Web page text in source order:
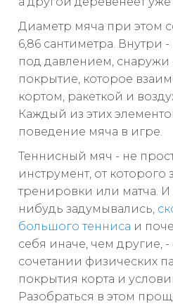
Диаметр мяча при этом
6,86 сантиметра. Внутри
под давлением, снаружи
покрытие, которое
кортом, ракеткой и
Каждый из этих
поведение мяча в игре.
Теннисный мяч - не
инструмент, от которого
тренировки или матча. И
нибудь задумывались,
большого тенниса и
себя иначе, чем другие, -
сочетании физических
покрытия корта и
Разобраться в этом